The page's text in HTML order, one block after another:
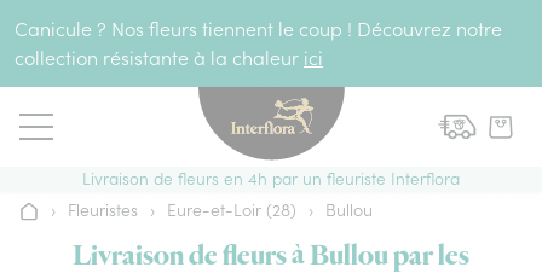
Canicule ? Nos fleurs tiennent le coup ! Découvrez notre
collection résistante à la chaleur ici
Livraison de fleurs en 4h par un fleuriste Interflora
Accueil
› Fleuristes › Eure-et-Loir (28) › Bullou
Livraison de fleurs à Bullou par les